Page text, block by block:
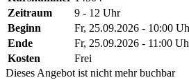
Zeitraum
9 - 12 Uhr
Beginn
Fr, 25.09.2026 - 10:00
Ende
Fr, 25.09.2026 - 11:00
Kosten
Frei
Dieses Angebot ist nicht mehr buchbar